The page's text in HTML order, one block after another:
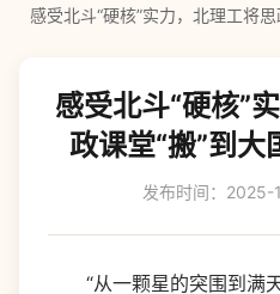
感受北斗“硬核”实力，北理工将
感受北斗“硬核”
政课堂“搬”到
发布时间：
“从一颗星的突围到满